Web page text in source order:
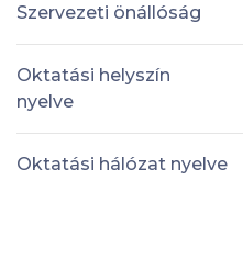
Szervezeti önállóság
Oktatási helyszín
nyelve
Oktatási hálózat nyelve